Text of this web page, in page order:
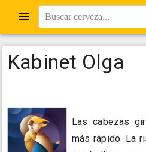
Buscar cerveza...
Kabinet Olga
Las cabezas
más rápido. La